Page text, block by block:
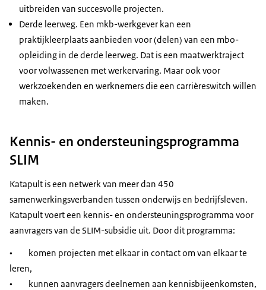
uitbreiden van succesvolle projecten.
Derde leerweg. Een mkb-werkgever kan een
praktijkleerplaats aanbieden voor (delen) van een mbo-
opleiding in de derde leerweg. Dat is een maatwerktraject
voor volwassenen met werkervaring. Maar ook voor
werkzoekenden en werknemers die een carrièreswitch willen
maken.
Kennis- en ondersteuningsprogramma
SLIM
Katapult is een netwerk van meer dan 450
samenwerkingsverbanden tussen onderwijs en bedrijfsleven.
Katapult voert een kennis- en ondersteuningsprogramma voor
aanvragers van de SLIM-subsidie uit. Door dit programma:
• komen projecten met elkaar in contact om van elkaar te
leren,
• kunnen aanvragers deelnemen aan kennisbijeenkomsten,